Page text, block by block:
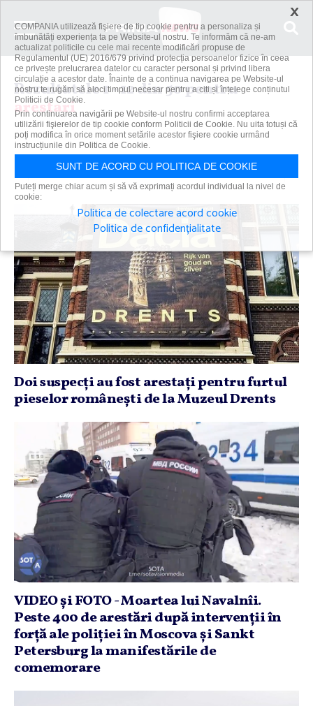
Rezultatele 1 - 12 din 50 pentru
arestari
Caută
Doi suspecţi au fost arestaţi pentru furtul
pieselor româneşti de la Muzeul Drents
VIDEO şi FOTO - Moartea lui Navalnîi.
Peste 400 de arestări după intervenţii în
forţă ale poliţiei în Moscova şi Sankt
Petersburg la manifestările de
comemorare
×
COMPANIA utilizează fişiere de tip cookie pentru a personaliza și
îmbunătăți experiența ta pe Website-ul nostru. Te informăm că ne-am
actualizat politicile cu cele mai recente modificări propuse de
Regulamentul (UE) 2016/679 privind protecția persoanelor fizice în ceea
ce privește prelucrarea datelor cu caracter personal și privind libera
circulație a acestor date. Înainte de a continua navigarea pe Website-ul
nostru te rugăm să aloci timpul necesar pentru a citi și înțelege conținutul
Politicii de Cookie.
Prin continuarea navigării pe Website-ul nostru confirmi acceptarea
utilizării fişierelor de tip cookie conform Politicii de Cookie. Nu uita totuși că
poți modifica în orice moment setările acestor fişiere cookie urmând
instrucțiunile din Politica de Cookie.
SUNT DE ACORD CU POLITICA DE COOKIE
Puteți merge chiar acum și să vă exprimați acordul individual la nivel de
cookie:
Politica de colectare acord cookie
Politica de confidențialitate